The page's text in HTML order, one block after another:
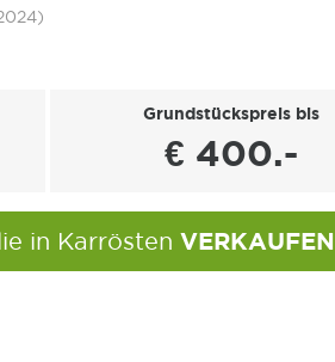
Grundstückspreis bis
€ 400.-
in Karrösten VERKAUFEN